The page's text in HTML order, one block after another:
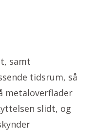
samt
tidsrum, så
metaloverflader
slidt, og